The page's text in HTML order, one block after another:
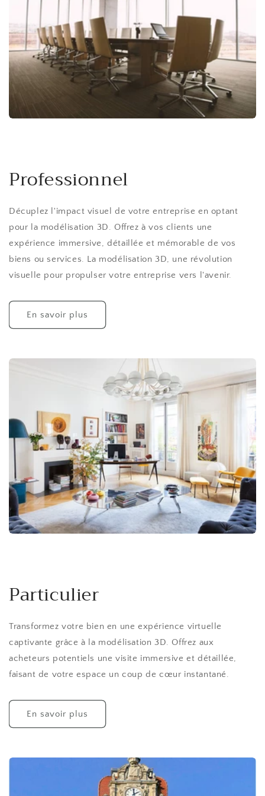
Professionnel
Décuplez l'impact visuel de votre entreprise en optant
pour la modélisation 3D. Offrez à vos clients une
expérience immersive, détaillée et mémorable de vos
biens ou services. La modélisation 3D, une révolution
visuelle pour propulser votre entreprise vers l'avenir.
En savoir plus
Particulier
Transformez votre bien en une expérience virtuelle
captivante grâce à la modélisation 3D. Offrez aux
acheteurs potentiels une visite immersive et détaillée,
faisant de votre espace un coup de cœur instantané.
En savoir plus